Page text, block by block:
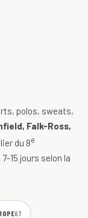
polos, sweats,
Falk-Ross,
du 8e
15 jours selon la
67